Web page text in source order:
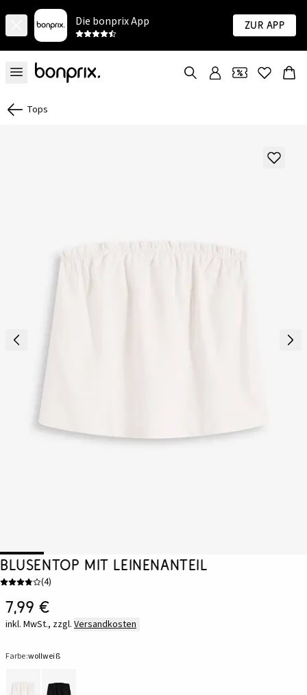
Die bonprix App Zur App
Tops
Blusentop mit Leinenanteil
(4)
7,99 €
inkl. MwSt., zzgl. Versandkosten
Farbe:wollweiß